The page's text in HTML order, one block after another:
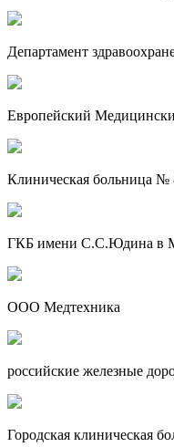
Департамент
Европейский
Клиническая больница
ГКБ имени С.С.Юдина в
ООО Медтехника
российские железные
Городская клиническая